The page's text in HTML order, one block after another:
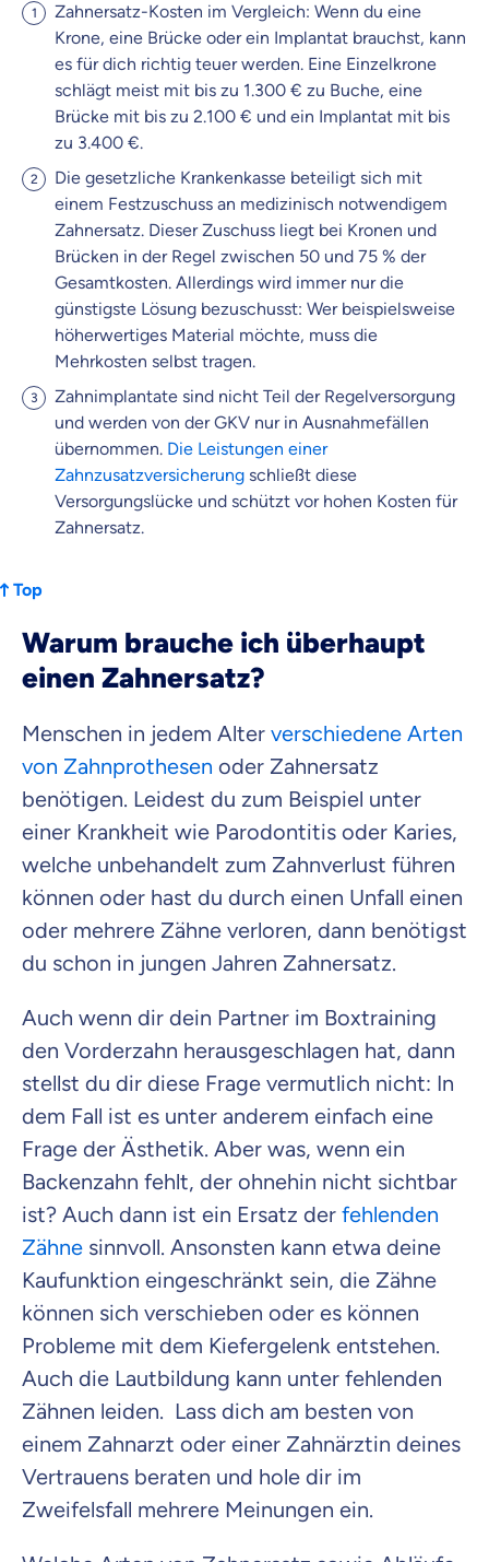
Zahnersatz-Kosten im Vergleich: Wenn du eine
Krone, eine Brücke oder ein Implantat brauchst, kann
es für dich richtig teuer werden. Eine Einzelkrone
schlägt meist mit bis zu 1.300 € zu Buche, eine
Brücke mit bis zu 2.100 € und ein Implantat mit bis
zu 3.400 €.
Die gesetzliche Krankenkasse beteiligt sich mit
einem Festzuschuss an medizinisch notwendigem
Zahnersatz. Dieser Zuschuss liegt bei Kronen und
Brücken in der Regel zwischen 50 und 75 % der
Gesamtkosten. Allerdings wird immer nur die
günstigste Lösung bezuschusst: Wer beispielsweise
höherwertiges Material möchte, muss die
Mehrkosten selbst tragen.
Zahnimplantate sind nicht Teil der Regelversorgung
und werden von der GKV nur in Ausnahmefällen
übernommen. Die Leistungen einer
Zahnzusatzversicherung schließt diese
Versorgungslücke und schützt vor hohen Kosten für
Zahnersatz.
Top
Warum brauche ich überhaupt
einen Zahnersatz?
Menschen in jedem Alter verschiedene Arten
von Zahnprothesen oder Zahnersatz
benötigen. Leidest du zum Beispiel unter
einer Krankheit wie Parodontitis oder Karies,
welche unbehandelt zum Zahnverlust führen
können oder hast du durch einen Unfall einen
oder mehrere Zähne verloren, dann benötigst
du schon in jungen Jahren Zahnersatz.
Auch wenn dir dein Partner im Boxtraining
den Vorderzahn herausgeschlagen hat, dann
stellst du dir diese Frage vermutlich nicht: In
dem Fall ist es unter anderem einfach eine
Frage der Ästhetik. Aber was, wenn ein
Backenzahn fehlt, der ohnehin nicht sichtbar
ist? Auch dann ist ein Ersatz der fehlenden
Zähne sinnvoll. Ansonsten kann etwa deine
Kaufunktion eingeschränkt sein, die Zähne
können sich verschieben oder es können
Probleme mit dem Kiefergelenk entstehen.
Auch die Lautbildung kann unter fehlenden
Zähnen leiden. Lass dich am besten von
einem Zahnarzt oder einer Zahnärztin deines
Vertrauens beraten und hole dir im
Zweifelsfall mehrere Meinungen ein.